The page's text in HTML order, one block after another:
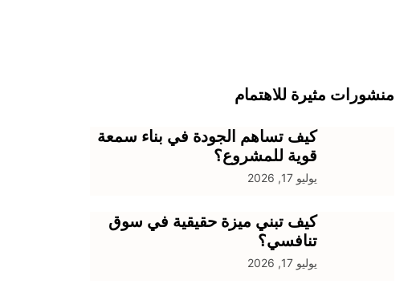
منشورات مثيرة للاهتمام
كيف تساهم الجودة في بناء سمعة
قوية للمشروع؟
يوليو 17, 2026
كيف تبني ميزة حقيقية في سوق
تنافسي؟
يوليو 17, 2026